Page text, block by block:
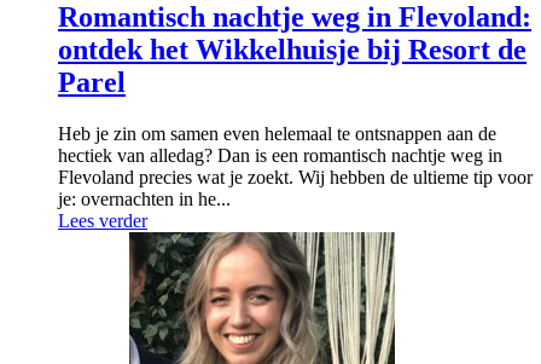
Romantisch nachtje weg in Flevoland:
ontdek het Wikkelhuisje bij Resort de
Parel
Heb je zin om samen even helemaal te ontsnappen aan de
hectiek van alledag? Dan is een romantisch nachtje weg in
Flevoland precies wat je zoekt. Wij hebben de ultieme tip voor
je: overnachten in he...
Lees verder